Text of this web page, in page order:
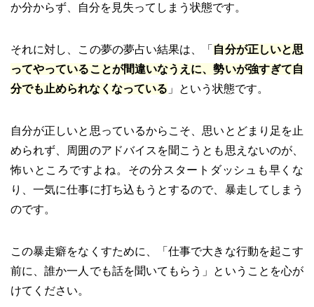
か分からず、自分を見失ってしまう状態です。
それに対し、この夢の夢占い結果は、「 自分が正しいと思
ってやっていることが間違いなうえに、勢いが強すぎて自
分でも止められなくなっている 」という状態です。
自分が正しいと思っているからこそ、思いとどまり足を止
められず、周囲のアドバイスを聞こうとも思えないのが、
怖いところですよね。その分スタートダッシュも早くな
り、一気に仕事に打ち込もうとするので、暴走してしまう
のです。
この暴走癖をなくすために、「仕事で大きな行動を起こす
前に、誰か一人でも話を聞いてもらう」ということを心が
けてください。